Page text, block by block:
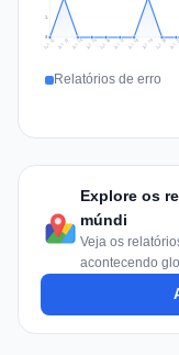
1
Jul 12 Jul 13 Jul 14 Jul 15 Jul 16 Jul 17 Jul 18 Jul 19 Jul 20 Jul 21
Relatórios de erro
Explore os
múndi
Veja os
acontecendo